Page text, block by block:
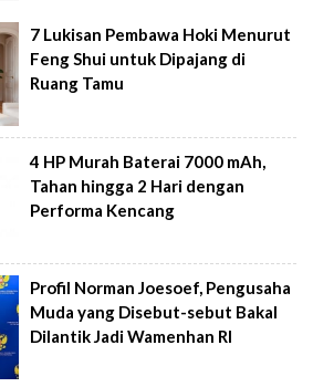
7 Lukisan Pembawa Hoki Menurut
Feng Shui untuk Dipajang di
Ruang Tamu
4 HP Murah Baterai 7000 mAh,
Tahan hingga 2 Hari dengan
Performa Kencang
Profil Norman Joesoef, Pengusaha
Muda yang Disebut-sebut Bakal
Dilantik Jadi Wamenhan RI